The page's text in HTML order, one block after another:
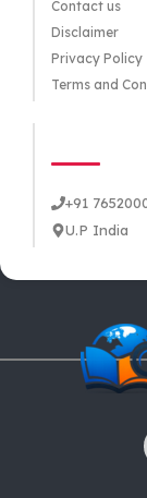
Contact us
Disclaimer
Privacy Policy
Terms and
+91
U.P India